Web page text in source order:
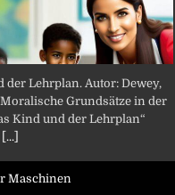
der Lehrplan. Autor: Dewey,
Grundsätze in der
Kind und der Lehrplan“
[...]
Maschinen